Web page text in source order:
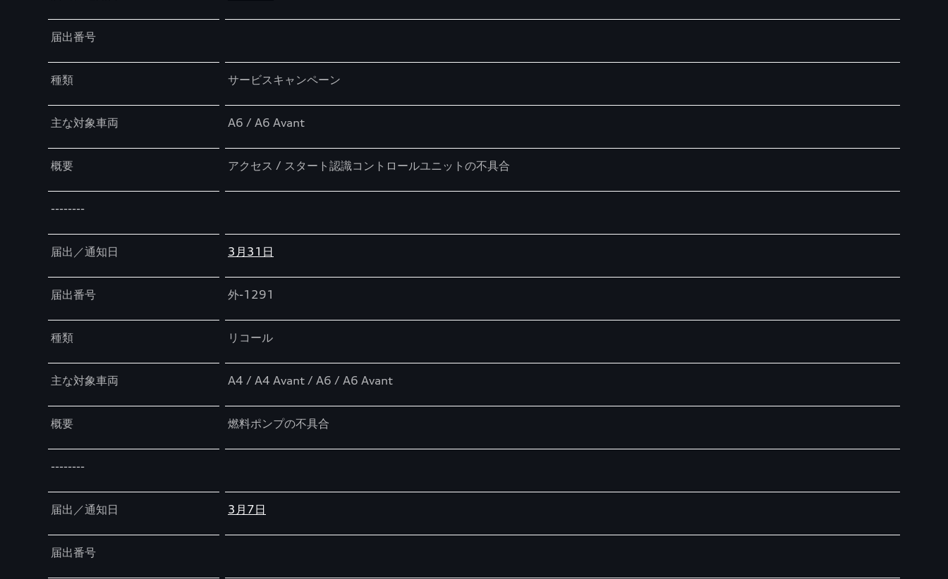
届出番号
種類 サービスキャンペーン
主な対象車両 A6 / A6 Avant
概要 アクセス / スタート認識コントロールユニットの不具合
--------
届出／通知日 3月31日
届出番号 外-1291
種類 リコール
主な対象車両 A4 / A4 Avant / A6 / A6 Avant
概要 燃料ポンプの不具合
--------
届出／通知日 3月7日
届出番号